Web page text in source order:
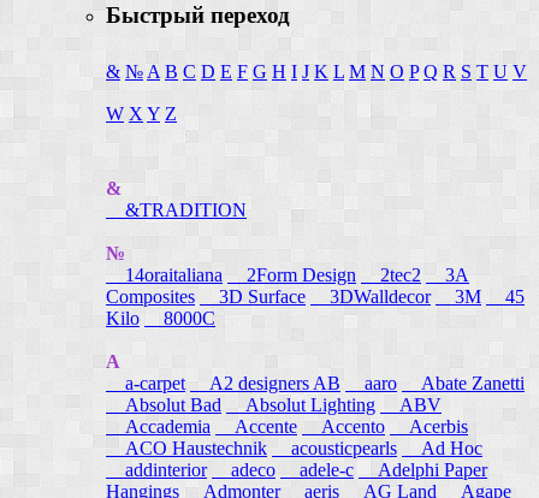
Быстрый переход
& № A B C D E F G H I J K L M N O P Q R S T U V
W X Y Z
&
&TRADITION
№
14oraitaliana
2Form Design 2tec2
3A
Composites
3D Surface 3DWalldecor 3M
45
Kilo
8000C
A
a-carpet
A2 designers AB aaro
Abate Zanetti
Absolut Bad
Absolut Lighting
ABV
Accademia
Accente Accento
Acerbis
ACO Haustechnik
acousticpearls
Ad Hoc
addinterior
adeco adele-c
Adelphi Paper
Hangings Admonter aeris AG Land Agape